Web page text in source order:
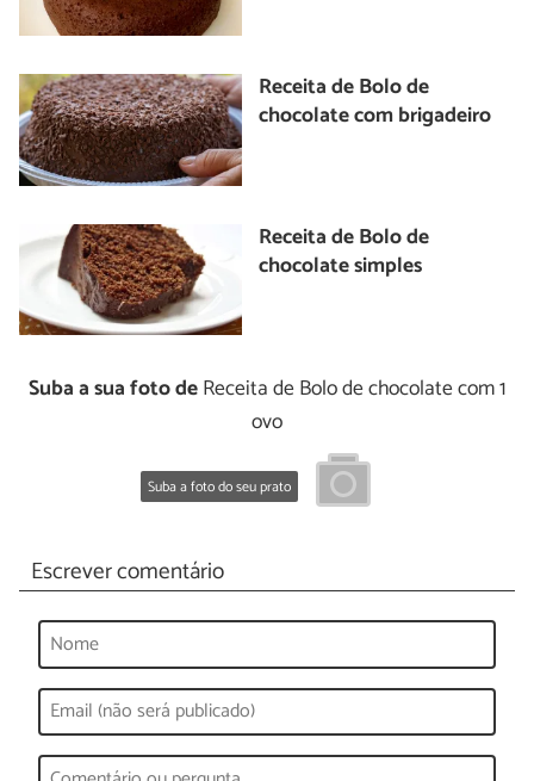
Receita de Bolo de
chocolate com brigadeiro
Receita de Bolo de
chocolate simples
Suba a sua foto deReceita de Bolo de chocolate com 1
ovo
Suba a foto do seu prato
Escrever comentário